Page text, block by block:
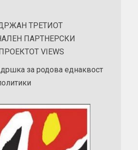
ТРЕТИОТ
ПАРТНЕРСКИ
VIEWS
за родова еднаквост